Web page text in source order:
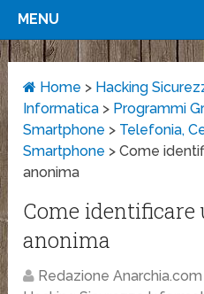
MENU
Home > Hacking
Informatica > Programmi
Smartphone > Telefonia,
Smartphone >Come
anonima
Come
anonima
Redazione Anarchia.com